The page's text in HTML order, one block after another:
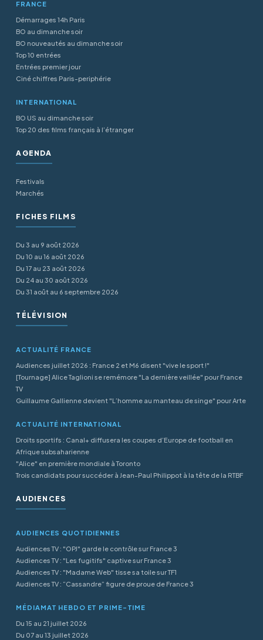
FRANCE
Démarrages 14h Paris
BO au dimanche soir
BO nouveautés au dimanche soir
Top 10 entrées
Entrées premier jour
Ciné chiffres Paris-periphérie
INTERNATIONAL
BO US au dimanche soir
Top 20 des films français à l’étranger
AGENDA
Festivals
Marchés
FICHES FILMS
Du 3 au 9 août 2026
Du 10 au 16 août 2026
Du 17 au 23 août 2026
Du 24 au 30 août 2026
Du 31 août au 6 septembre 2026
TÉLÉVISION
ACTUALITÉ FRANCE
Audiences juillet 2026 : France 2 et M6 disent "vive le sport !"
[Tournage] Alice Taglioni se remémore "La dernière veillée" pour France
TV
Guillaume Gallienne devient "L’homme au manteau de singe" pour Arte
ACTUALITÉ INTERNATIONAL
Droits sportifs : Canal+ diffusera les coupes d’Europe de football en
Afrique subsaharienne
"Alice" en première mondiale à Toronto
Trois candidats pour succéder à Jean-Paul Philippot à la tête de la RTBF
AUDIENCES
AUDIENCES QUOTIDIENNES
Audiences TV : "OPJ" garde le contrôle sur France 3
Audiences TV : "Les fugitifs" captive sur France 3
Audiences TV : "Madame Web" tisse sa toile sur TF1
Audiences TV : “Cassandre” figure de proue de France 3
MÉDIAMAT HEBDO ET PRIME-TIME
Du 15 au 21 juillet 2026
Du 07 au 13 juillet 2026